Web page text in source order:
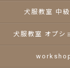
犬服教室 中
犬服教室 オプシ